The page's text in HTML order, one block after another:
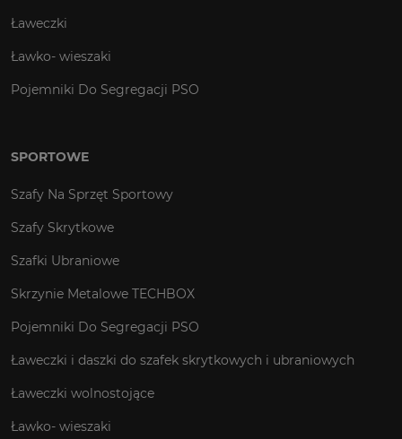
Ławeczki
Ławko- wieszaki
Pojemniki Do Segregacji PSO
SPORTOWE
Szafy Na Sprzęt Sportowy
Szafy Skrytkowe
Szafki Ubraniowe
Skrzynie Metalowe TECHBOX
Pojemniki Do Segregacji PSO
Ławeczki i daszki do szafek skrytkowych i ubraniowych
Ławeczki wolnostojące
Ławko- wieszaki